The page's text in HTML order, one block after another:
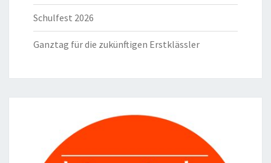
Schulfest 2026
Ganztag für die zukünftigen Erstklässler